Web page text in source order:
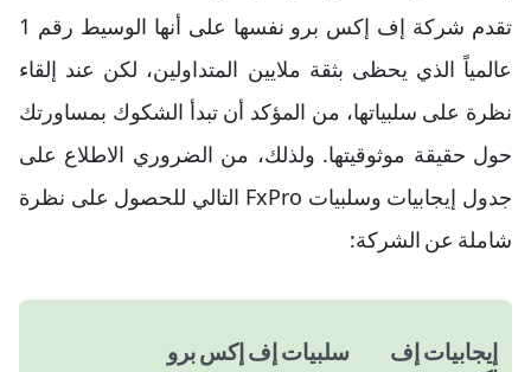
تقدم شركة إف إكس برو نفسها على أنها الوسيط رقم 1
عالمياً الذي يحظى بثقة ملايين المتداولين، لكن عند إلقاء
نظرة على سلبياتها، من المؤكد أن تبدأ الشكوك بمساورتك
حول حقيقة موثوقيتها. ولذلك، من الضروري الاطلاع على
جدول إيجابيات وسلبيات FxPro التالي للحصول على نظرة
شاملة عن الشركة:
إيجابيات إف
سلبيات إف إكس برو